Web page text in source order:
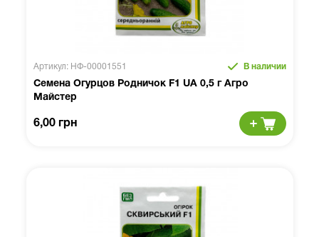
Артикул: НФ-00001551 В наличии
Семена Огурцов Родничок F1 UA 0,5 г Агро
Майстер
6,00 грн